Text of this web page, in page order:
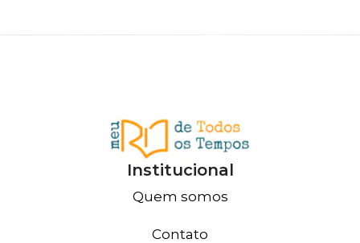
Institucional
Quem somos
Contato